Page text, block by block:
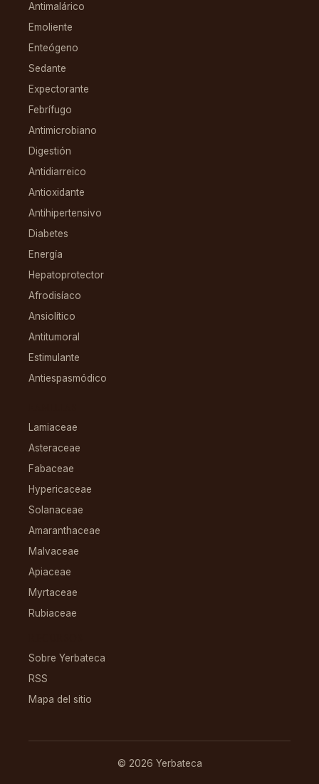
Antimalárico
Emoliente
Enteógeno
Sedante
Expectorante
Febrífugo
Antimicrobiano
Digestión
Antidiarreico
Antioxidante
Antihipertensivo
Diabetes
Energía
Hepatoprotector
Afrodisíaco
Ansiolítico
Antitumoral
Estimulante
Antiespasmódico
Lamiaceae
Asteraceae
Fabaceae
Hypericaceae
Solanaceae
Amaranthaceae
Malvaceae
Apiaceae
Myrtaceae
Rubiaceae
Sobre Yerbateca
RSS
Mapa del sitio
© 2026 Yerbateca